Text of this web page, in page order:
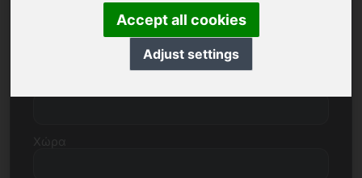
Accept all cookies
Adjust settings